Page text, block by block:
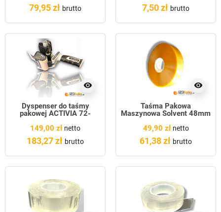
79,95 zł brutto 7,50 zł brutto
visibility
Dyspenser do taśmy
pakowej ACTIVIA 72-
149,00 zł netto
183,27 zł brutto
visibility
Taśma Pakowa
Maszynowa Solvent 48mm
49,90 złnetto
61,38 zł brutto